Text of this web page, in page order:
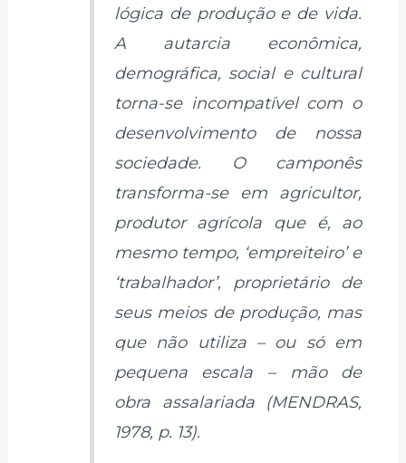
lógica de produção e de vida.
A autarcia econômica,
demográfica, social e cultural
torna-se incompatível com o
desenvolvimento de nossa
sociedade. O camponês
transforma-se em agricultor,
produtor agrícola que é, ao
mesmo tempo, ‘empreiteiro’ e
‘trabalhador’, proprietário de
seus meios de produção, mas
que não utiliza – ou só em
pequena escala – mão de
obra assalariada (MENDRAS,
1978, p. 13).